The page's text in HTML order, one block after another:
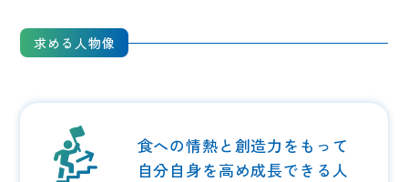
求める人物像
食への情熱と創造力をもって
自分自身を高め成長できる人